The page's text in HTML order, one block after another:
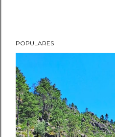
POPULARES